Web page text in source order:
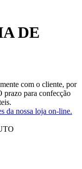
DE
com o cliente, por
prazo para confecção
da nossa loja on-line.